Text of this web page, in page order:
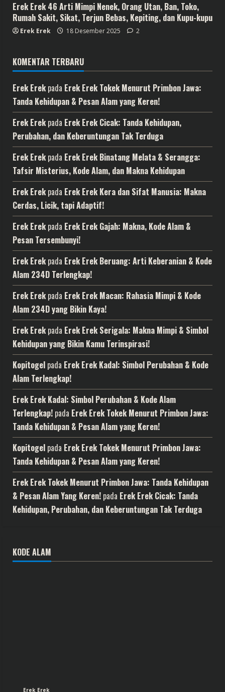
Erek Erek 46 Arti Mimpi Nenek, Orang Utan, Ban, Toko,
Rumah Sakit, Sikat, Terjun Bebas, Kepiting, dan Kupu-kupu
Erek Erek 18 Desember 2025 2
KOMENTAR TERBARU
Erek Erekpada Erek Erek Tokek Menurut Primbon Jawa:
Tanda Kehidupan & Pesan Alam yang Keren!
Erek Erekpada Erek Erek Cicak: Tanda Kehidupan,
Perubahan, dan Keberuntungan Tak Terduga
Erek Erekpada Erek Erek Binatang Melata & Serangga:
Tafsir Misterius, Kode Alam, dan Makna Kehidupan
Erek Erekpada Erek Erek Kera dan Sifat Manusia: Makna
Cerdas, Licik, tapi Adaptif!
Erek Erekpada Erek Erek Gajah: Makna, Kode Alam &
Pesan Tersembunyi!
Erek Erekpada Erek Erek Beruang: Arti Keberanian & Kode
Alam 234D Terlengkap!
Erek Erekpada Erek Erek Macan: Rahasia Mimpi & Kode
Alam 234D yang Bikin Kaya!
Erek Erekpada Erek Erek Serigala: Makna Mimpi & Simbol
Kehidupan yang Bikin Kamu Terinspirasi!
Kopitogel pada Erek Erek Kadal: Simbol Perubahan & Kode
Alam Terlengkap!
Erek Erek Kadal: Simbol Perubahan & Kode Alam
Terlengkap! pada Erek Erek Tokek Menurut Primbon Jawa:
Tanda Kehidupan & Pesan Alam yang Keren!
Kopitogel pada Erek Erek Tokek Menurut Primbon Jawa:
Tanda Kehidupan & Pesan Alam yang Keren!
Erek Erek Tokek Menurut Primbon Jawa: Tanda Kehidupan
& Pesan Alam Yang Keren! pada Erek Erek Cicak: Tanda
Kehidupan, Perubahan, dan Keberuntungan Tak Terduga
KODE ALAM
Erek Erek